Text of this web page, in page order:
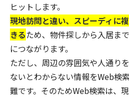
ヒットします。
現地訪問と違い、スピーディに
きるため、物件探しから入居ま
につながります。
ただし、周辺の雰囲気や人通り
ないとわからない情報をWeb検
難です。そのためWeb検索は、